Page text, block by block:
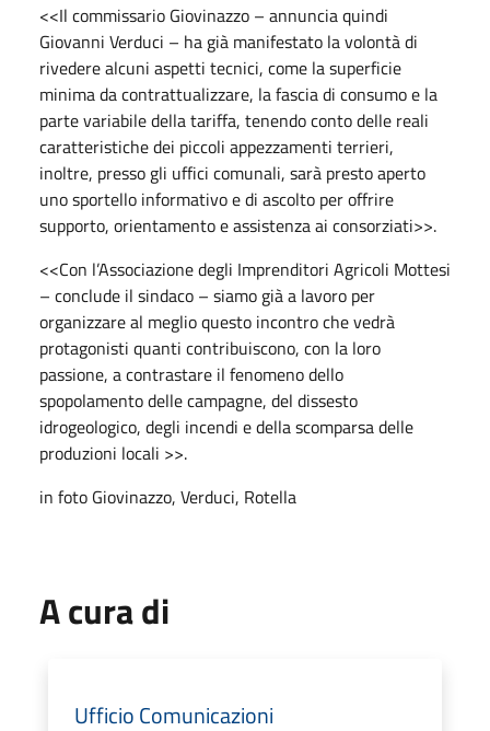
<<Il commissario Giovinazzo – annuncia quindi
Giovanni Verduci – ha già manifestato la volontà di
rivedere alcuni aspetti tecnici, come la superficie
minima da contrattualizzare, la fascia di consumo e la
parte variabile della tariffa, tenendo conto delle reali
caratteristiche dei piccoli appezzamenti terrieri,
inoltre, presso gli uffici comunali, sarà presto aperto
uno sportello informativo e di ascolto per offrire
supporto, orientamento e assistenza ai consorziati>>.
<<Con l’Associazione degli Imprenditori Agricoli Mottesi
– conclude il sindaco – siamo già a lavoro per
organizzare al meglio questo incontro che vedrà
protagonisti quanti contribuiscono, con la loro
passione, a contrastare il fenomeno dello
spopolamento delle campagne, del dissesto
idrogeologico, degli incendi e della scomparsa delle
produzioni locali >>.
in foto Giovinazzo, Verduci, Rotella
A cura di
Ufficio Comunicazioni